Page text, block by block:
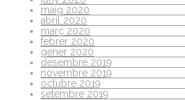
maig 2020
abril 2020
març 2020
febrer 2020
gener 2020
desembre 2019
novembre 2019
octubre 2019
setembre 2019